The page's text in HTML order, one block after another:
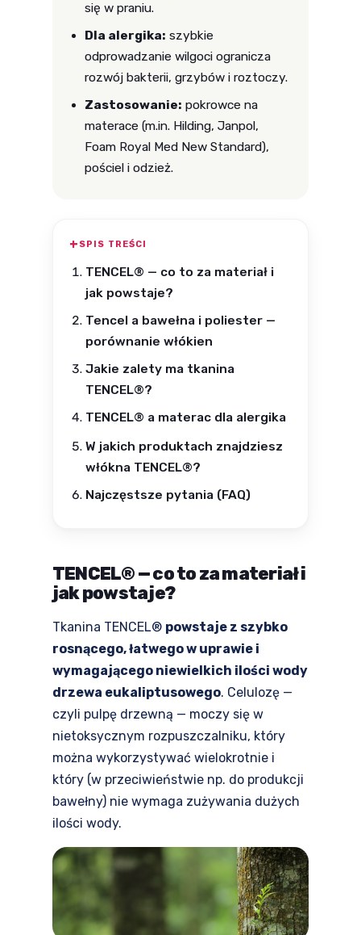
się w praniu.
Dla alergika: szybkie
odprowadzanie wilgoci ogranicza
rozwój bakterii, grzybów i roztoczy.
Zastosowanie: pokrowce na
materace (m.in. Hilding, Janpol,
Foam Royal Med New Standard),
pościel i odzież.
SPIS TREŚCI
TENCEL® — co to za materiał i
jak powstaje?
Tencel a bawełna i poliester —
porównanie włókien
Jakie zalety ma tkanina
TENCEL®?
TENCEL® a materac dla alergika
W jakich produktach znajdziesz
włókna TENCEL®?
Najczęstsze pytania (FAQ)
TENCEL® — co to za materiał i
jak powstaje?
Tkanina TENCEL® powstaje z szybko
rosnącego, łatwego w uprawie i
wymagającego niewielkich ilości wody
drzewa eukaliptusowego. Celulozę —
czyli pulpę drzewną — moczy się w
nietoksycznym rozpuszczalniku, który
można wykorzystywać wielokrotnie i
który (w przeciwieństwie np. do produkcji
bawełny) nie wymaga zużywania dużych
ilości wody.